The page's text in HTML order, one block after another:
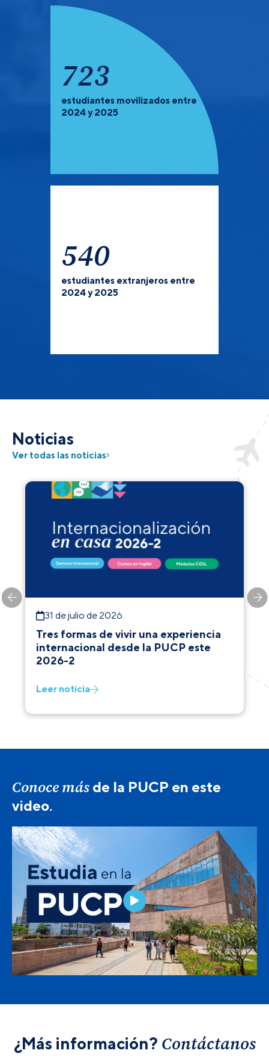
911
estudiantes movilizados entre
2024 y 2025
540
estudiantes extranjeros entre
2024 y 2025
Noticias
Ver todas las noticias
31 de julio de 2026
Tres formas de vivir una experiencia
internacional desde la PUCP este
2026-2
Leer noticia
Conoce más de la PUCP en este
video.
¿Más información? Contáctanos
PREGRADO Y POSGRADO:Recuerda que debes de
verificar las universidades que tienen convocatoria